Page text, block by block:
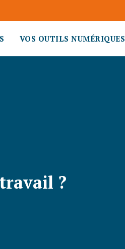
VOS OUTILS NUMÉRIQUES
?